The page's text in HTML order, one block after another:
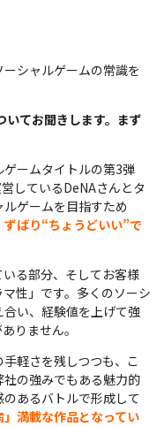
シャルゲームの常識を
てお聞きします。まず
ゲームタイトルの第3弾
しているDeNAさんとタ
ゲームを目指すため
ばり“ちょうどいい”で
る部分、そしてお客様
性」です。多くのソーシ
い、経験値を上げて強
りません。
軽さを残しつつも、こ
の強みでもある魅力的
あるバトルで形成して
」満載な作品となってい